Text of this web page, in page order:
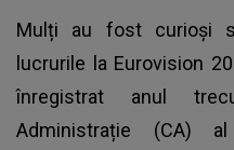
Mulți au fost curioși
lucrurile la Eurovision
înregistrat anul
Administrație (CA)